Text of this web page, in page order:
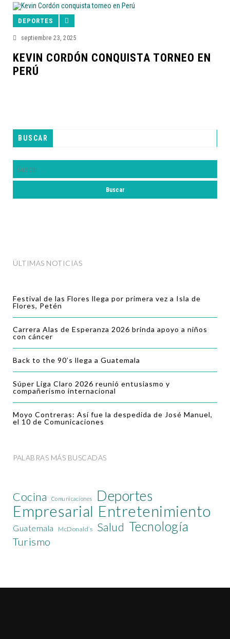
DEPORTES
septiembre 23, 2025
KEVIN CORDÓN CONQUISTA TORNEO EN
PERÚ
BUSCAR
ÚLTIMAS NOTICIAS
Festival de las Flores llega por primera vez a Isla de
Flores, Petén
Carrera Alas de Esperanza 2026 brinda apoyo a niños
con cáncer
Back to the 90’s llega a Guatemala
Súper Liga Claro 2026 reunió entusiasmo y
compañerismo internacional
Moyo Contreras: Así fue la despedida de José Manuel,
el 10 de Comunicaciones
PALABRAS MÁS BUSCADAS
Cocina Comunicaciones Deportes
Empresarial Entretenimiento
Guatemala McDonald’s Salud Tecnología
Turismo